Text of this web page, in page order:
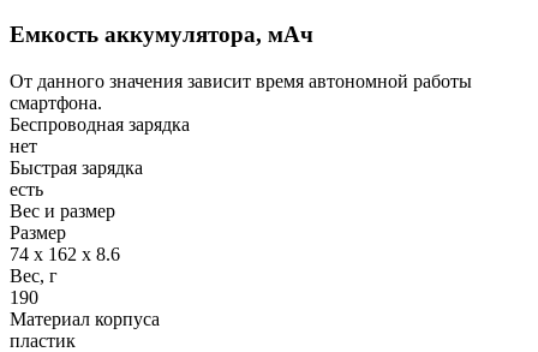
Емкость аккумулятора, мАч
От данного значения зависит время автономной работы
смартфона.
Беспроводная зарядка
нет
Быстрая зарядка
есть
Вес и размер
Размер
74 х 162 х 8.6
Вес, г
190
Материал корпуса
пластик